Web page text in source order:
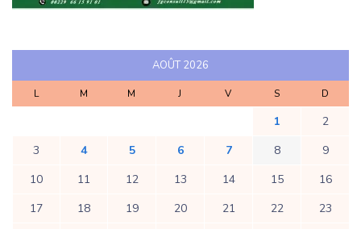
AOÛT 2026
L M M J V S D
1
2
3
4 5 6 7 8
9
10
11 12 13 14 15
16
17
18 19 20 21 22
23